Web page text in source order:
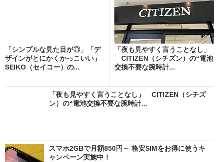
「シンプルな見た目が◎」「デ
ザインがとにかくかっこいい」
SEIKO（セイコー）の...
「夜も見やすく言うことなし」
CITIZEN（シチズン）の“電池
交換不要な腕時計...
「夜も見やすく言うことなし」 CITIZEN（シチズ
ン）の“電池交換不要な腕時計...
スマホ2GBで月額850円～ 格安SIMをお得に使うキ
ャンペーン実施中！